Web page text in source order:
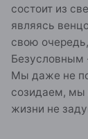
состоит из
являясь
свою
Безусловным
Мы даже не
созидаем, мы
жизни не